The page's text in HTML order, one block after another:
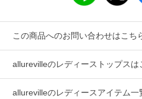
配送料
送料無料
（税込5,000円
性別タイプ レディース
この商品へのお問い合わせはこち
allurevilleのレディーストップスは
allurevilleのレディースアイテム一